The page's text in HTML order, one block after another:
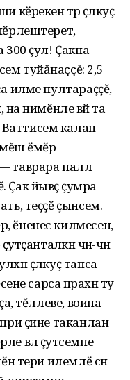
кӗрекен тӑрӑ ҫӑлкуҫ
300 ҫул! Ҫакна
туйăнаççĕ: 2,5
илме пултараҫҫӗ,
нимӗнле вӑй та
каланӑ
мĕш ӗмӗр
таврара паллӑ
йывӑҫ ҫумӑра
теҫҫӗ ҫынсем.
ӗненес килмесен,
чӑн-чӑн
ҫӑлкуҫ тапса
сарса пӑрахнӑ ту
тӗллеве, воина —
ҫине таканланӑ
вӑл ҫутӑсемпе
тери илемлӗ сӑн